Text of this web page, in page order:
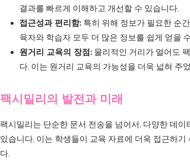
결과를 빠르게 이해하고 개선할 수 있습니다.
접근성과 편리함: 특히 위해 정보가 필요한 순
육자와 학습자 모두 더 많은 정보를 쉽게 얻을
원거리 교육의 장점: 물리적인 거리가 멀어도
다. 이는 원거리 교육의 가능성을 더욱 넓혀 주
팩시밀리의 발전과 미래
팩시밀리는 단순한 문서 전송을 넘어서, 다양한 데
있습니다. 이는 학생들이 교육 자료에 더욱 접근하
다.